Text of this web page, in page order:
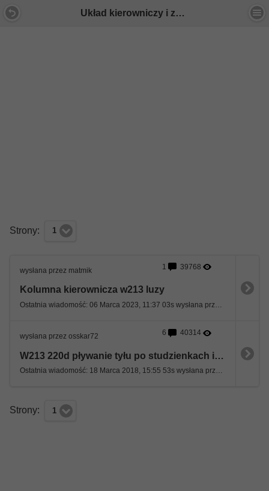
Układ kierowniczy i zawieszenie - Forum Mercedes E-Klasa
Strony: 1
wysłana przez matmik 1 39768
Kolumna kierownicza w213 luzy
wysłana przez osskar72 6 40314
W213 220d pływanie tyłu po studzienkach i poprzecznych nierownosciach POMOCY
Ostatnia wiadomość: 18 Marca 2018, 15:55 53s wysłana przez osskar72
Strony: 1